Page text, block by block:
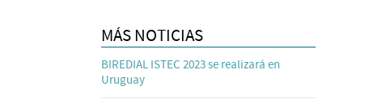
MÁS NOTICIAS
BIREDIAL ISTEC 2023 se realizará en
Uruguay